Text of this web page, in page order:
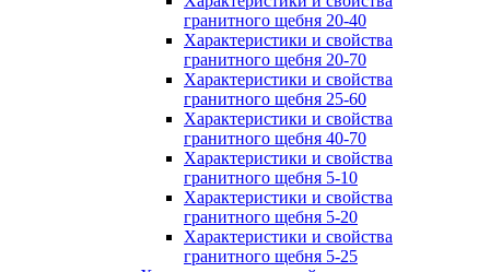
гранитного щебня 20-40
Характеристики и свойства
гранитного щебня 20-70
Характеристики и свойства
гранитного щебня 25-60
Характеристики и свойства
гранитного щебня 40-70
Характеристики и свойства
гранитного щебня 5-10
Характеристики и свойства
гранитного щебня 5-20
Характеристики и свойства
гранитного щебня 5-25